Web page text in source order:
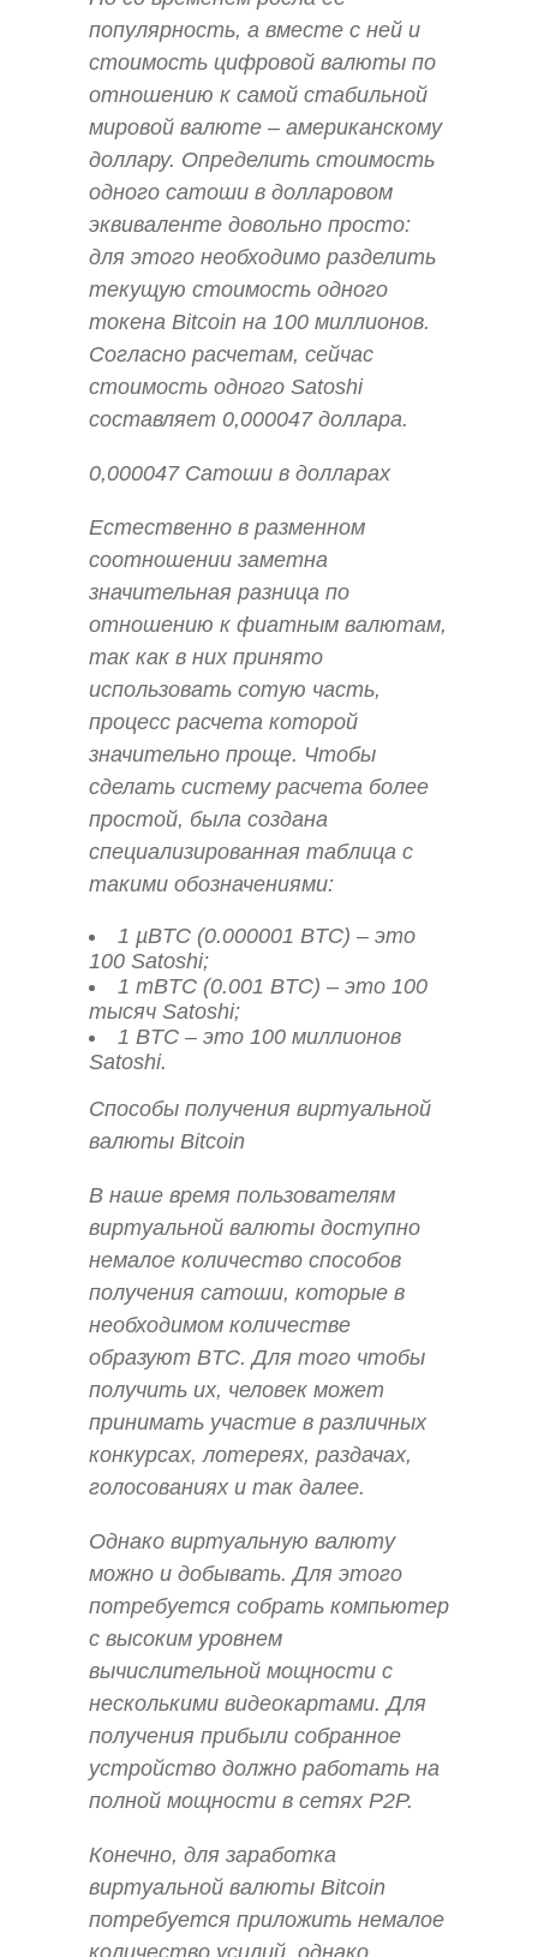
популярность, а вместе с ней и
стоимость цифровой валюты по
отношению к самой стабильной
мировой валюте – американскому
доллару. Определить стоимость
одного сатоши в долларовом
эквиваленте довольно просто:
для этого необходимо разделить
текущую стоимость одного
токена Bitcoin на 100 миллионов.
Согласно расчетам, сейчас
стоимость одного Satoshi
составляет 0,000047 доллара.
0,000047 Сатоши в долларах
Естественно в разменном
соотношении заметна
значительная разница по
отношению к фиатным валютам,
так как в них принято
использовать сотую часть,
процесс расчета которой
значительно проще. Чтобы
сделать систему расчета более
простой, была создана
специализированная таблица с
такими обозначениями:
1 µBTC (0.000001 BTC) – это
100 Satoshi;
1 mBTC (0.001 BTC) – это 100
тысяч Satoshi;
1 BTC – это 100 миллионов
Satoshi.
Способы получения виртуальной
валюты Bitcoin
В наше время пользователям
виртуальной валюты доступно
немалое количество способов
получения сатоши, которые в
необходимом количестве
образуют BTC. Для того чтобы
получить их, человек может
принимать участие в различных
конкурсах, лотереях, раздачах,
голосованиях и так далее.
Однако виртуальную валюту
можно и добывать. Для этого
потребуется собрать компьютер
с высоким уровнем
вычислительной мощности с
несколькими видеокартами. Для
получения прибыли собранное
устройство должно работать на
полной мощности в сетях P2P.
Конечно, для заработка
виртуальной валюты Bitcoin
потребуется приложить немалое